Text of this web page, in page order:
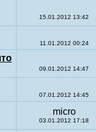
15.01.2012 13:42
11.01.2012 00:24
09.01.2012 14:47
07.01.2012 14:45
micro
03.01.2012 17:18